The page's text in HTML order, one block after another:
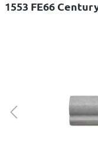
1553 FE66